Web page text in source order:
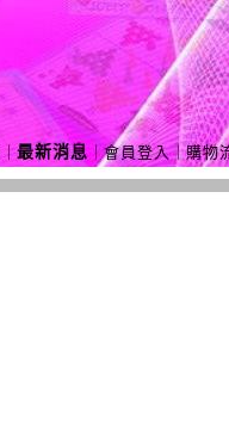
｜ 最新消息 ｜會員登入｜購物